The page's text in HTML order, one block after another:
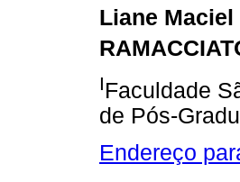
Liane Maciel
IFaculdade
de Pós-
Endereço